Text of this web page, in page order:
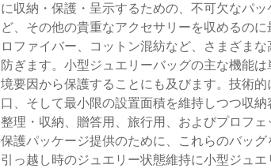
収納・保護・呈示するための、不可欠なパ
、その他の貴重なアクセサリーを収めるの
ァイバー、コットン混紡など、さまざまな
ぎます。小型ジュエリーバッグの主な機能
要因から保護することにも及びます。技術
、そして最小限の設置面積を維持しつつ収
理・収納、贈答用、旅行用、およびプロフ
護パッケージ提供のために、これらのバッ
っ越し時のジュエリー状態維持に小型ジュ